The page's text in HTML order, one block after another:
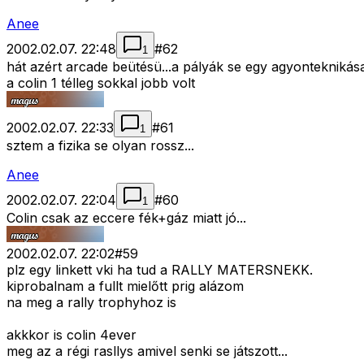
Anee
2002.02.07. 22:48
1 #62
hát azért arcade beütésü...a pályák se egy
a colin 1 télleg sokkal jobb volt
2002.02.07. 22:33 1 #61
sztem a fizika se olyan rossz...
Anee
2002.02.07. 22:04
1 #60
Colin csak az eccere fék+gáz miatt jó...
2002.02.07. 22:02#59
plz egy linkett vki ha tud a RALLY MATERSNEKK.
kiprobalnam a fullt mielőtt prig alázom
na meg a rally trophyhoz is
akkkor is colin 4ever
meg az a régi rasllys amivel senki se játszott...